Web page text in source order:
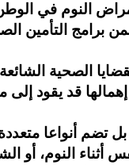
النوم في
برامج التأمين
الصحية
قد يقود
تضم أنواعا